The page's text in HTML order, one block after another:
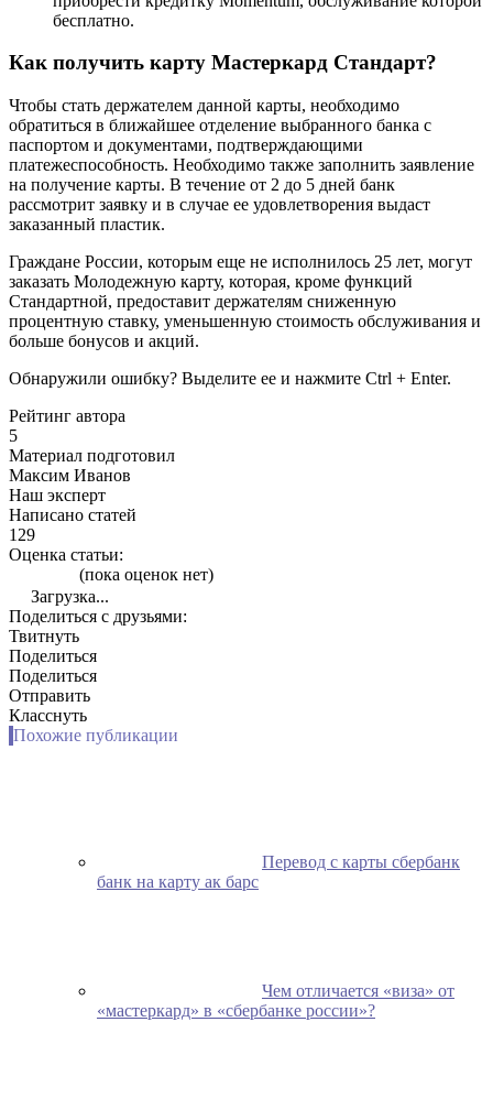
бесплатно.
Как получить карту Мастеркард Стандарт?
Чтобы стать держателем данной карты, необходимо
обратиться в ближайшее отделение выбранного банка с
паспортом и документами, подтверждающими
платежеспособность. Необходимо также заполнить заявление
на получение карты. В течение от 2 до 5 дней банк
рассмотрит заявку и в случае ее удовлетворения выдаст
заказанный пластик.
Граждане России, которым еще не исполнилось 25 лет, могут
заказать Молодежную карту, которая, кроме функций
Стандартной, предоставит держателям сниженную
процентную ставку, уменьшенную стоимость обслуживания и
больше бонусов и акций.
Обнаружили ошибку? Выделите ее и нажмите Ctrl + Enter.
Рейтинг автора
5
Материал подготовил
Максим Иванов
Наш эксперт
Написано статей
129
Оценка статьи:
(пока оценок нет)
Загрузка...
Поделиться с друзьями:
Твитнуть
Поделиться
Поделиться
Отправить
Класснуть
Похожие публикации
Перевод с карты сбербанк
банк на карту ак барс
Чем отличается «виза» от
«мастеркард» в «сбербанке россии»?